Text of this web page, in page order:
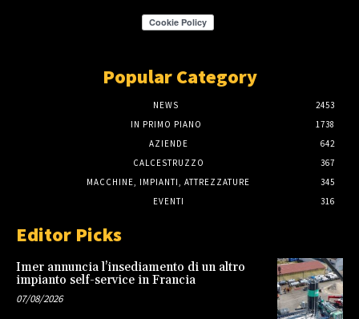
Popular Category
NEWS
2453
IN PRIMO PIANO
1738
AZIENDE
642
CALCESTRUZZO
367
MACCHINE, IMPIANTI, ATTREZZATURE
345
EVENTI
316
Editor Picks
Imer annuncia l’insediamento di un altro
impianto self-service in Francia
07/08/2026